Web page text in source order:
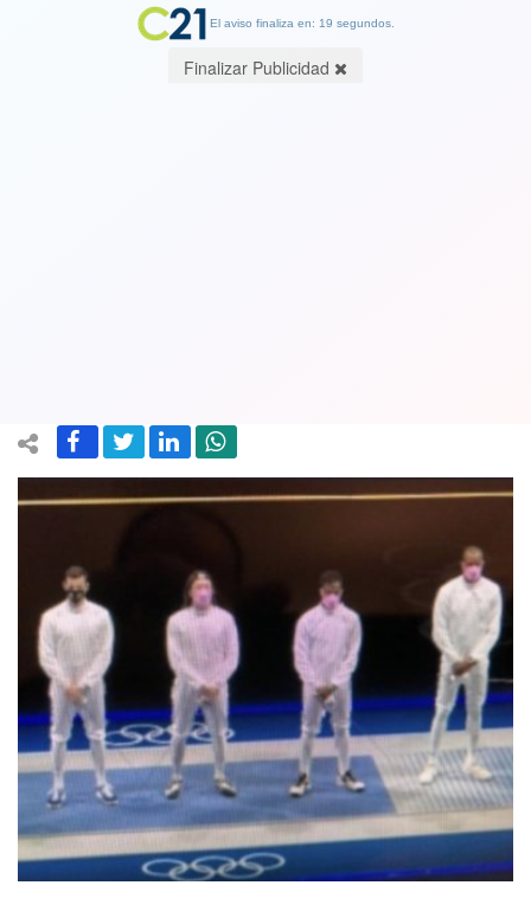
El aviso finaliza en: 19 segundos.
Finalizar Publicidad